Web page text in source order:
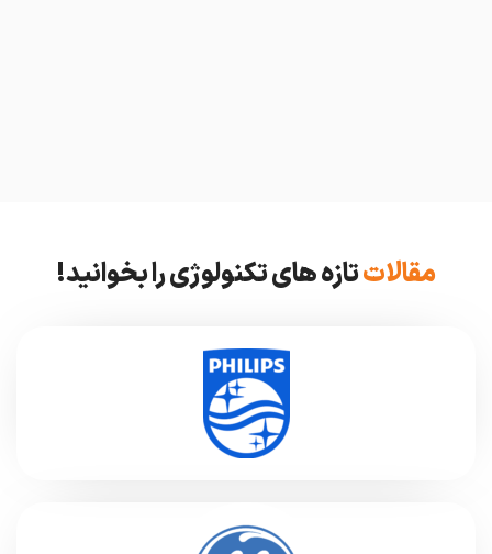
مقالاتتازه های تکنولوژی را بخوانید!